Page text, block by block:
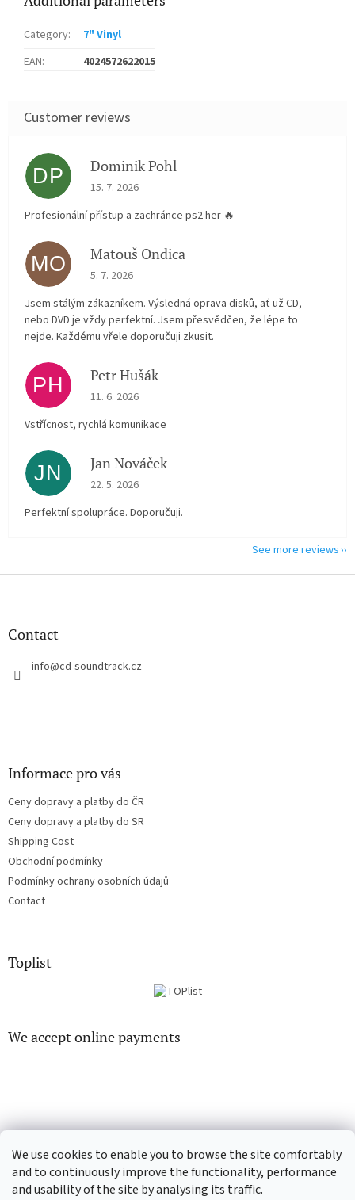
We use cookies to enable you to browse the site comfortably
and to continuously improve the functionality, performance
and usability of the site by analysing its traffic.
Category:
7" Vinyl
EAN: 4024572622015
DP Dominik Pohl
The store rating is 5 out of 5 stars.
15. 7. 2026
Profesionální přístup a zachránce ps2 her 🔥
MO Matouš Ondica
The store rating is 5 out of 5 stars.
5. 7. 2026
Jsem stálým zákazníkem. Výsledná oprava disků, ať už CD,
nebo DVD je vždy perfektní. Jsem přesvědčen, že lépe to
nejde. Každému vřele doporučuji zkusit.
PH Petr Hušák
The store rating is 5 out of 5 stars.
11. 6. 2026
Vstřícnost, rychlá komunikace
JN Jan Nováček
The store rating is 5 out of 5 stars.
22. 5. 2026
Perfektní spolupráce. Doporučuji.
See more reviews
F
Contact
info@cd-soundtrack.cz
Informace pro vás
Ceny dopravy a platby do ČR
Ceny dopravy a platby do SR
Shipping Cost
Obchodní podmínky
Podmínky ochrany osobních údajů
Contact
Toplist
We accept online payments